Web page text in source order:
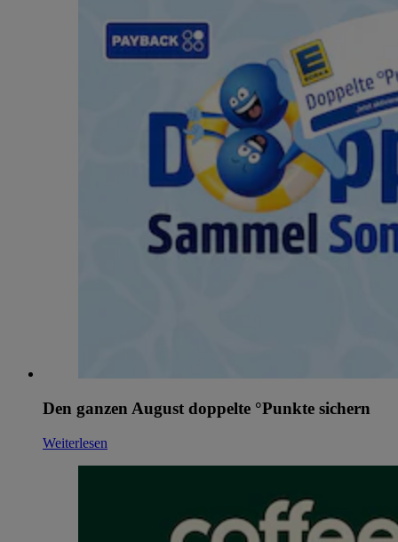
Den ganzen August doppelte °Punkte sichern
Weiterlesen